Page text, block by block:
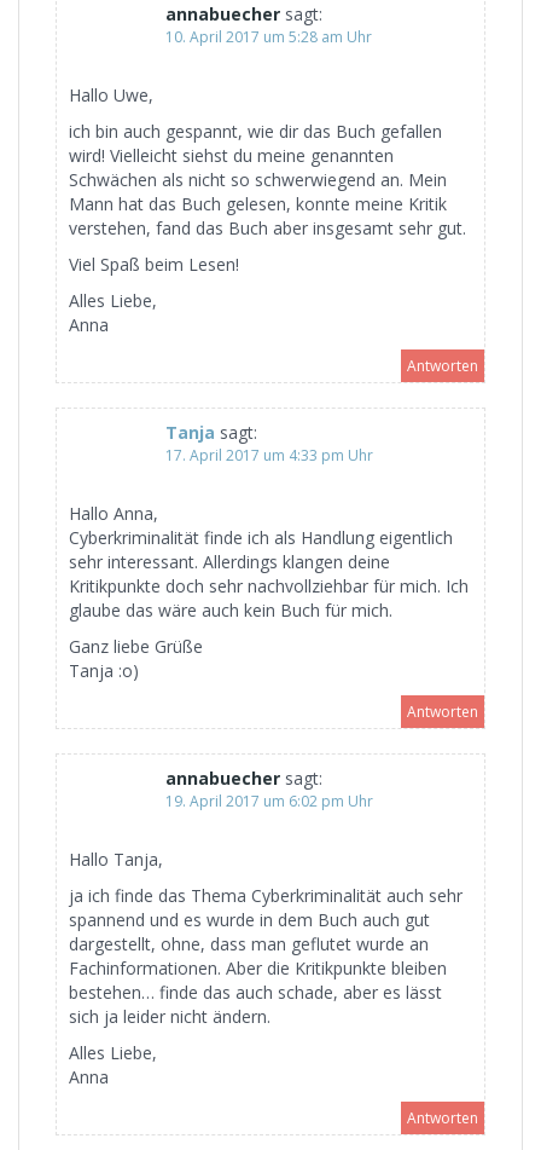
annabuecher sagt:
10. April 2017 um 5:28 am Uhr
Hallo Uwe,
ich bin auch gespannt, wie dir das Buch gefallen
wird! Vielleicht siehst du meine genannten
Schwächen als nicht so schwerwiegend an. Mein
Mann hat das Buch gelesen, konnte meine Kritik
verstehen, fand das Buch aber insgesamt sehr gut.
Viel Spaß beim Lesen!
Alles Liebe,
Anna
Antworten
Tanja sagt:
17. April 2017 um 4:33 pm Uhr
Hallo Anna,
Cyberkriminalität finde ich als Handlung eigentlich
sehr interessant. Allerdings klangen deine
Kritikpunkte doch sehr nachvollziehbar für mich. Ich
glaube das wäre auch kein Buch für mich.
Ganz liebe Grüße
Tanja :o)
Antworten
annabuecher sagt:
19. April 2017 um 6:02 pm Uhr
Hallo Tanja,
ja ich finde das Thema Cyberkriminalität auch sehr
spannend und es wurde in dem Buch auch gut
dargestellt, ohne, dass man geflutet wurde an
Fachinformationen. Aber die Kritikpunkte bleiben
bestehen… finde das auch schade, aber es lässt
sich ja leider nicht ändern.
Alles Liebe,
Anna
Antworten